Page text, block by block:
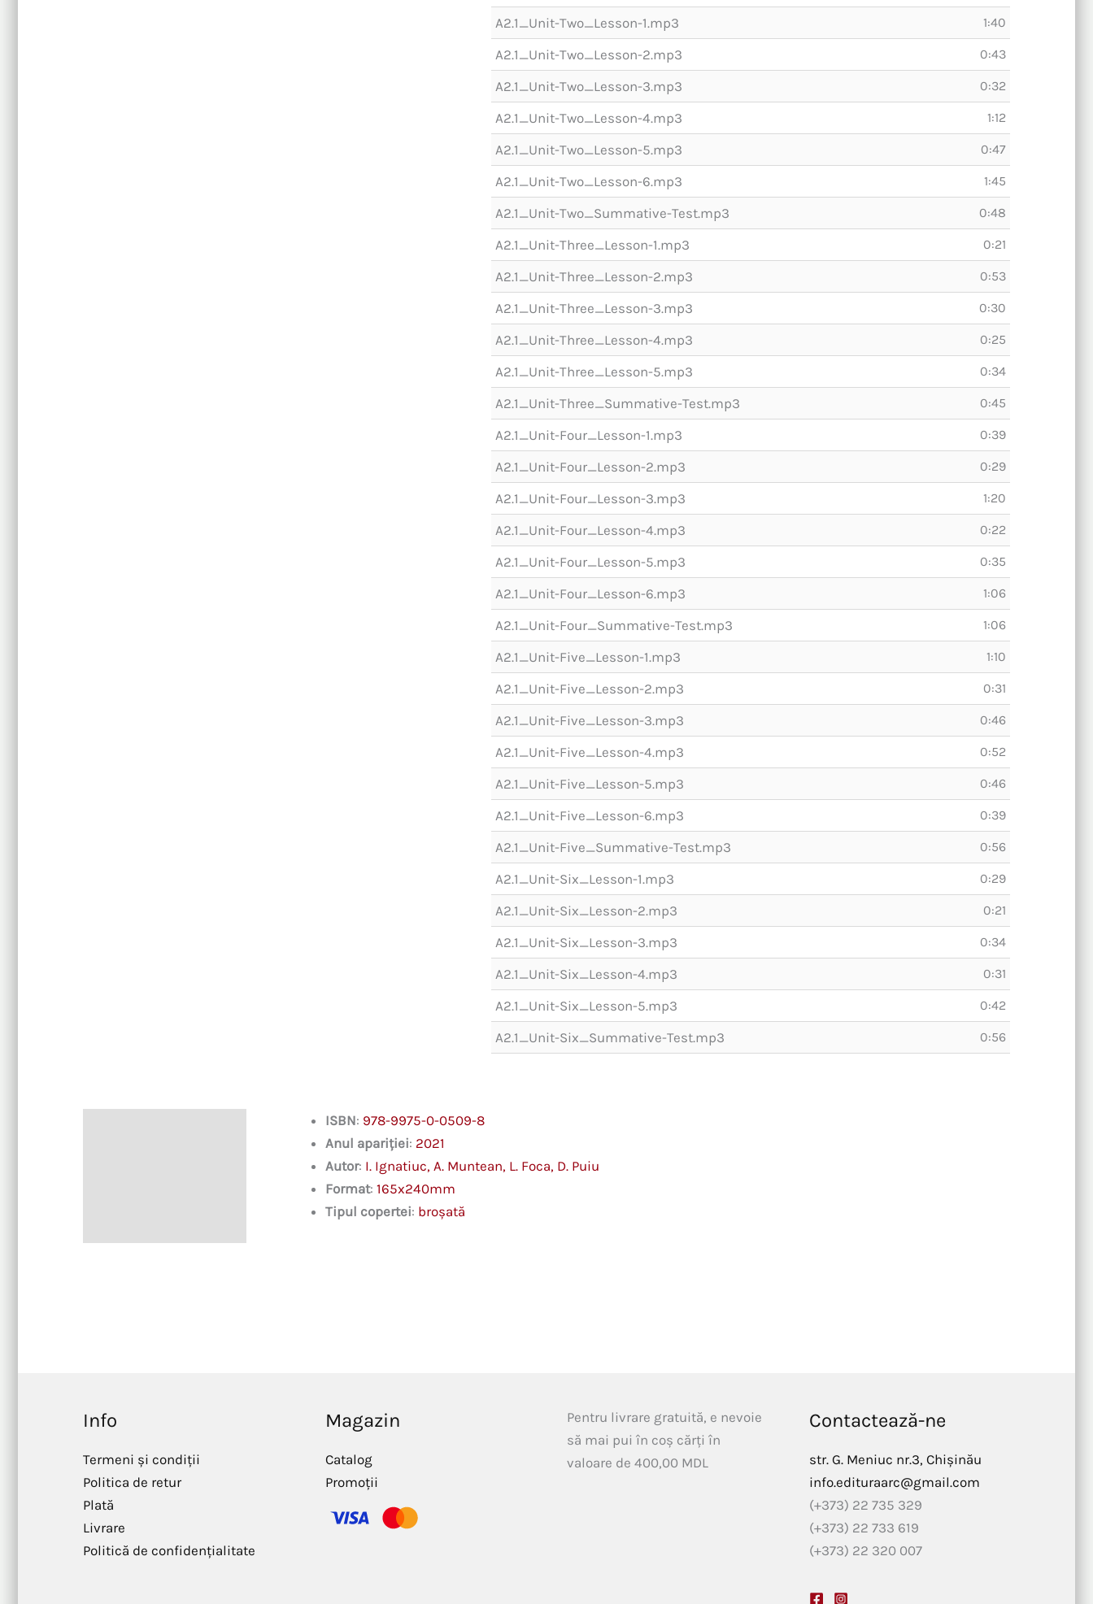
A2.1_Unit-Two_Lesson-1.mp3 1:40
A2.1_Unit-Two_Lesson-2.mp3 0:43
A2.1_Unit-Two_Lesson-3.mp3 0:32
A2.1_Unit-Two_Lesson-4.mp3 1:12
A2.1_Unit-Two_Lesson-5.mp3 0:47
A2.1_Unit-Two_Lesson-6.mp3 1:45
A2.1_Unit-Two_Summative-Test.mp3 0:48
A2.1_Unit-Three_Lesson-1.mp3 0:21
A2.1_Unit-Three_Lesson-2.mp3 0:53
A2.1_Unit-Three_Lesson-3.mp3 0:30
A2.1_Unit-Three_Lesson-4.mp3 0:25
A2.1_Unit-Three_Lesson-5.mp3 0:34
A2.1_Unit-Three_Summative-Test.mp3 0:45
A2.1_Unit-Four_Lesson-1.mp3 0:39
A2.1_Unit-Four_Lesson-2.mp3 0:29
A2.1_Unit-Four_Lesson-3.mp3 1:20
A2.1_Unit-Four_Lesson-4.mp3 0:22
A2.1_Unit-Four_Lesson-5.mp3 0:35
A2.1_Unit-Four_Lesson-6.mp3 1:06
A2.1_Unit-Four_Summative-Test.mp3 1:06
A2.1_Unit-Five_Lesson-1.mp3 1:10
A2.1_Unit-Five_Lesson-2.mp3 0:31
A2.1_Unit-Five_Lesson-3.mp3 0:46
A2.1_Unit-Five_Lesson-4.mp3 0:52
A2.1_Unit-Five_Lesson-5.mp3 0:46
A2.1_Unit-Five_Lesson-6.mp3 0:39
A2.1_Unit-Five_Summative-Test.mp3 0:56
A2.1_Unit-Six_Lesson-1.mp3 0:29
A2.1_Unit-Six_Lesson-2.mp3 0:21
A2.1_Unit-Six_Lesson-3.mp3 0:34
A2.1_Unit-Six_Lesson-4.mp3 0:31
A2.1_Unit-Six_Lesson-5.mp3 0:42
A2.1_Unit-Six_Summative-Test.mp3 0:56
ISBN: 978-9975-0-0509-8
Anul apariției: 2021
Autor: I. Ignatiuc, A. Muntean, L. Foca, D. Puiu
Format: 165x240mm
Tipul copertei: broșată
Info
Termeni și condiții
Politica de retur
Plată
Livrare
Politică de confidențialitate
Magazin
Catalog
Promoții
Pentru livrare gratuită, e nevoie
să mai pui în coș cărți în
valoare de 400,00 MDL
Contactează-ne
str. G. Meniuc nr.3, Chișinău
info.edituraarc@gmail.com
(+373) 22 735 329
(+373) 22 733 619
(+373) 22 320 007